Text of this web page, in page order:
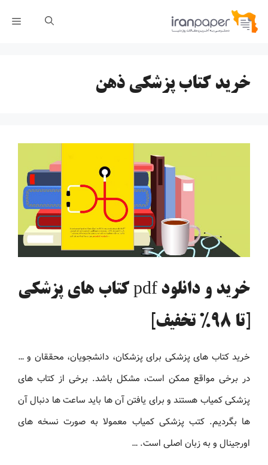
پرش
خرید کتاب پزشکی ذهن
خرید و دانلود pdf کتاب های پزشکی
[تا 98% تخفیف]
خرید کتاب های پزشکی برای پزشکان، دانشجویان، محققان و …
در برخی مواقع ممکن است، مشکل باشد. برخی از کتاب های
پزشکی کمیاب هستند و برای یافتن آن ها باید ساعت ها دنبال آن
ها بگردیم. کتب پزشکی کمیاب معمولا به صورت نسخه های
اورجینال و به زبان اصلی است. …